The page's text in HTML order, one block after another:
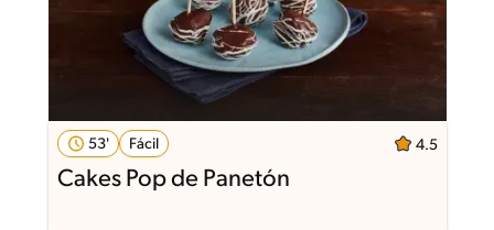
53' Fácil 4.5
Cakes Pop de Panetón